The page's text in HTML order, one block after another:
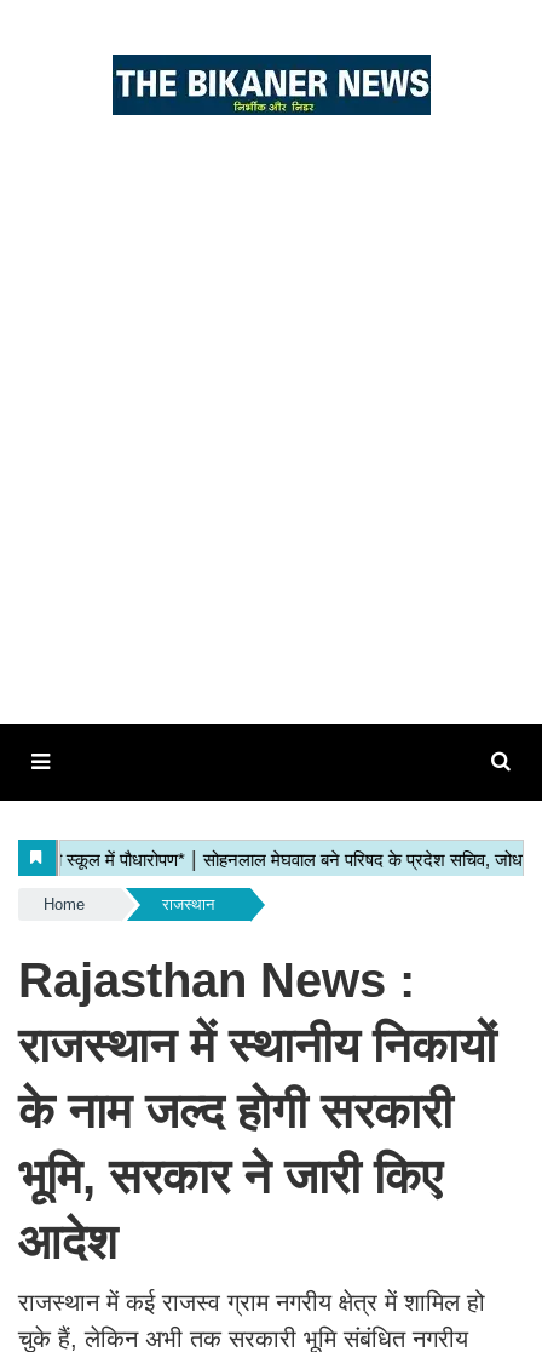
Home राजस्थान
Rajasthan News :
राजस्थान में स्थानीय निकायों
के नाम जल्द होगी सरकारी
भूमि, सरकार ने जारी किए
आदेश
राजस्थान में कई राजस्व ग्राम नगरीय क्षेत्र में शामिल हो
चुके हैं, लेकिन अभी तक सरकारी भूमि संबंधित नगरीय